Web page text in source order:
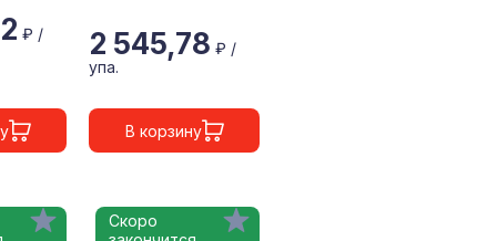
₽ /
2 545,78 ₽ /
упа.
В корзину
Скоро